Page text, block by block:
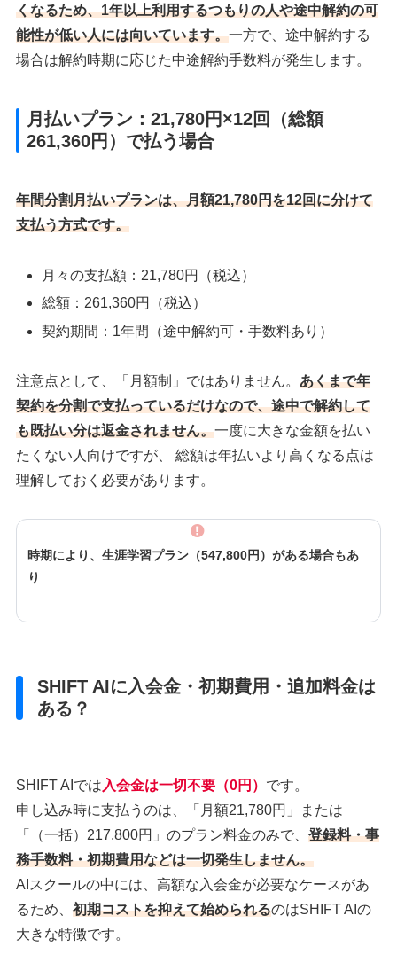
くなるため、1年以上利用するつもりの人や途中解約の可
能性が低い人には向いています。一方で、途中解約する
場合は解約時期に応じた中途解約手数料が発生します。
月払いプラン：21,780円×12回（総額
261,360円）で払う場合
年間分割月払いプランは、月額21,780円を12回に分けて
支払う方式です。
月々の支払額：21,780円（税込）
総額：261,360円（税込）
契約期間：1年間（途中解約可・手数料あり）
注意点として、「月額制」ではありません。あくまで年
契約を分割で支払っているだけなので、途中で解約して
も既払い分は返金されません。一度に大きな金額を払い
たくない人向けですが、 総額は年払いより高くなる点は
理解しておく必要があります。
時期により、生涯学習プラン（547,800円）がある場合もあ
り
SHIFT AIに入会金・初期費用・追加料金は
ある？
SHIFT AIでは 入会金は一切不要（0円） です。
申し込み時に支払うのは、「月額21,780円」または
「（一括）217,800円」のプラン料金のみで、登録料・事
務手数料・初期費用などは一切発生しません。
AIスクールの中には、高額な入会金が必要なケースがあ
るため、初期コストを抑えて始められるのはSHIFT AIの
大きな特徴です。